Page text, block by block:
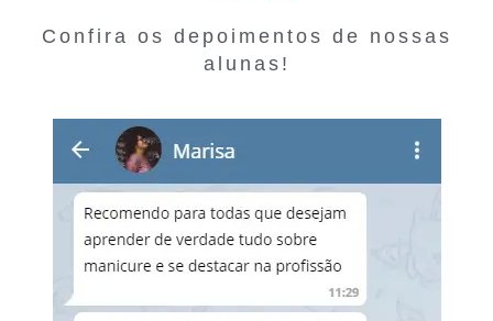
Confira os depoimentos de nossas
alunas!